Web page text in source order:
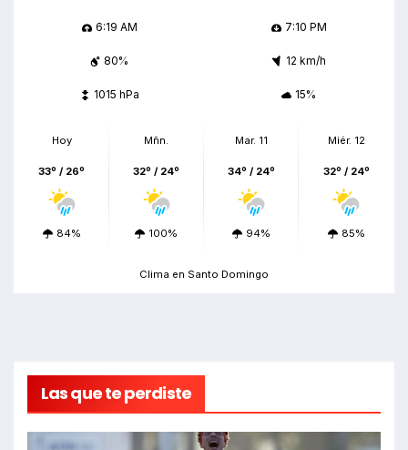
6:19 AM 7:10 PM
80% 12 km/h
1015 hPa 15%
Hoy
33º / 26º
84%
Mñn.
32º / 24º
100%
Mar. 11
34º / 24º
94%
Miér. 12
32º / 24º
85%
Clima en Santo Domingo
Las que te perdiste